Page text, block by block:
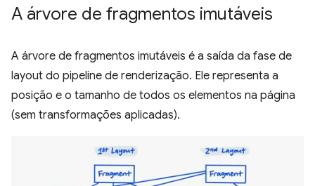
A árvore de fragmentos imutáveis
A árvore de fragmentos imutáveis é a saída da fase de
layout do pipeline de renderização. Ele representa a
posição e o tamanho de todos os elementos na página
(sem transformações aplicadas).